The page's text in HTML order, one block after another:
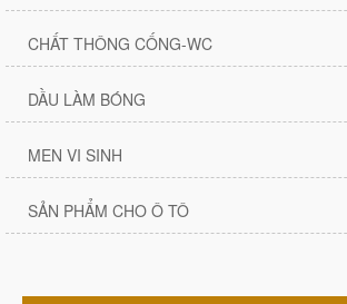
CHẤT THÔNG CỐNG-WC
DẦU LÀM BÓNG
MEN VI SINH
SẢN PHẨM CHO Ô TÔ